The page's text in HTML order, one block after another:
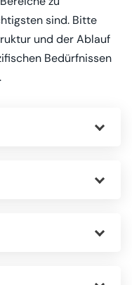
sind. Bitte
und der Ablauf
Bedürfnissen